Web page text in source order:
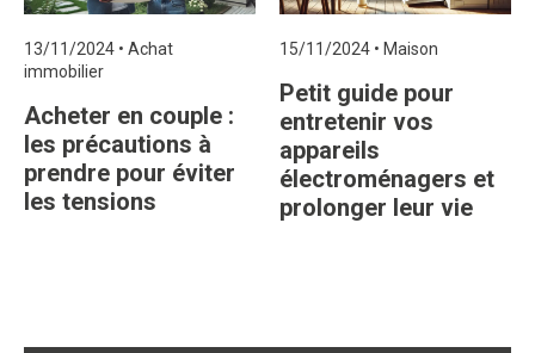
13/11/2024 • Achat
immobilier
Acheter en couple :
les précautions à
prendre pour éviter
les tensions
15/11/2024 • Maison
Petit guide pour
entretenir vos
appareils
électroménagers et
prolonger leur vie